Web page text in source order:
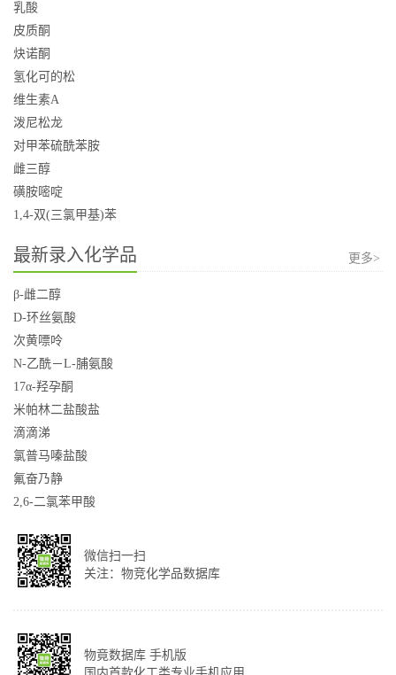
乳酸
皮质酮
炔诺酮
氢化可的松
维生素A
泼尼松龙
对甲苯硫酰苯胺
雌三醇
磺胺嘧啶
1,4-双(三氯甲基)苯
最新录入化学品 更多>
β-雌二醇
D-环丝氨酸
次黄嘌呤
N-乙酰－L-脯氨酸
17α-羟孕酮
米帕林二盐酸盐
滴滴涕
氯普马嗪盐酸
氟奋乃静
2,6-二氯苯甲酸
微信扫一扫
关注：物竞化学品数据库
物竟数据库 手机版